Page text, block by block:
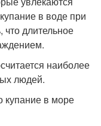
в воде при
что длительное
считается наиболее
людей.
купание в море